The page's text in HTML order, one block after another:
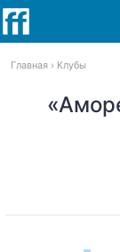
Главная Клубы